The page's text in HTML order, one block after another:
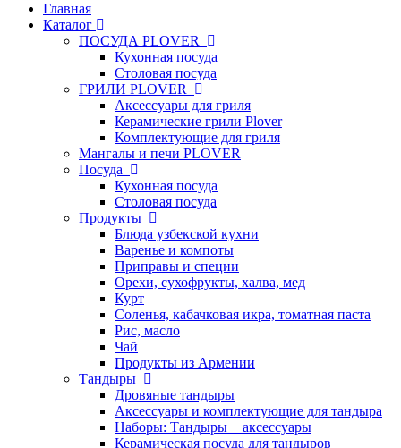
Главная
Каталог
ПОСУДА PLOVER
Кухонная посуда
Столовая посуда
ГРИЛИ PLOVER
Аксессуары для гриля
Керамические грили Plover
Комплектующие для гриля
Мангалы и печи PLOVER
Посуда
Кухонная посуда
Столовая посуда
Продукты
Блюда узбекской кухни
Варенье и компоты
Приправы и специи
Орехи, сухофрукты, халва, мед
Курт
Соленья, кабачковая икра, томатная паста
Рис, масло
Чай
Продукты из Армении
Тандыры
Дровяные тандыры
Аксессуары и комплектующие для тандыра
Наборы: Тандыры + аксессуары
Керамическая посуда для тандыров